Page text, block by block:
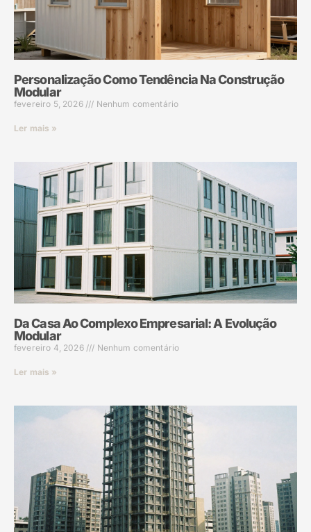
Personalização Como Tendência Na Construção
Modular
fevereiro 5, 2026 Nenhum comentário
Ler mais »
Da Casa Ao Complexo Empresarial: A Evolução
Modular
fevereiro 4, 2026 Nenhum comentário
Ler mais »